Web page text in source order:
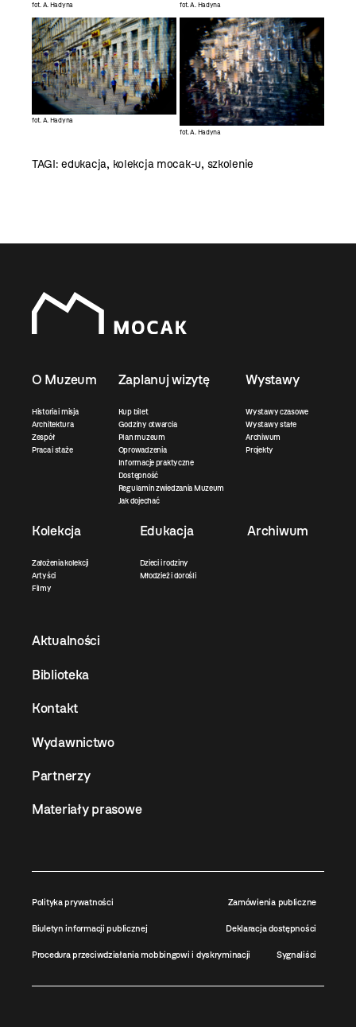
fot. A. Hadyna fot. A. Hadyna
fot. A. Hadyna
fot. A. Hadyna
TAGI:edukacja, kolekcja mocak-u, szkolenie
O Muzeum
Historia i misja
Architektura
Zespół
Praca i staże
Zaplanuj wizytę
Kup bilet
Godziny otwarcia
Plan muzeum
Oprowadzenia
Informacje praktyczne
Dostępność
Regulamin zwiedzania Muzeum
Jak dojechać
Wystawy
Wystawy czasowe
Wystawy stałe
Archiwum
Projekty
Kolekcja
Założenia kolekcji
Artyści
Filmy
Edukacja
Dzieci i rodziny
Młodzież i dorośli
Archiwum
Aktualności
Biblioteka
Kontakt
Wydawnictwo
Partnerzy
Materiały prasowe
Polityka prywatności Zamówienia publiczne
Biuletyn informacji publicznej Deklaracja dostępności
Procedura przeciwdziałania mobbingowi i dyskryminacji Sygnaliści